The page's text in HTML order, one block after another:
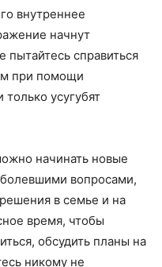
внутреннее
начнут
пытайтесь справиться
при помощи
усугубят
начинать новые
вопросами,
в семье и на
время, чтобы
обсудить планы на
никому не